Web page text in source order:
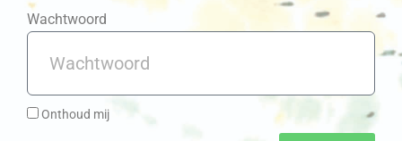
Wachtwoord
Onthoud mij